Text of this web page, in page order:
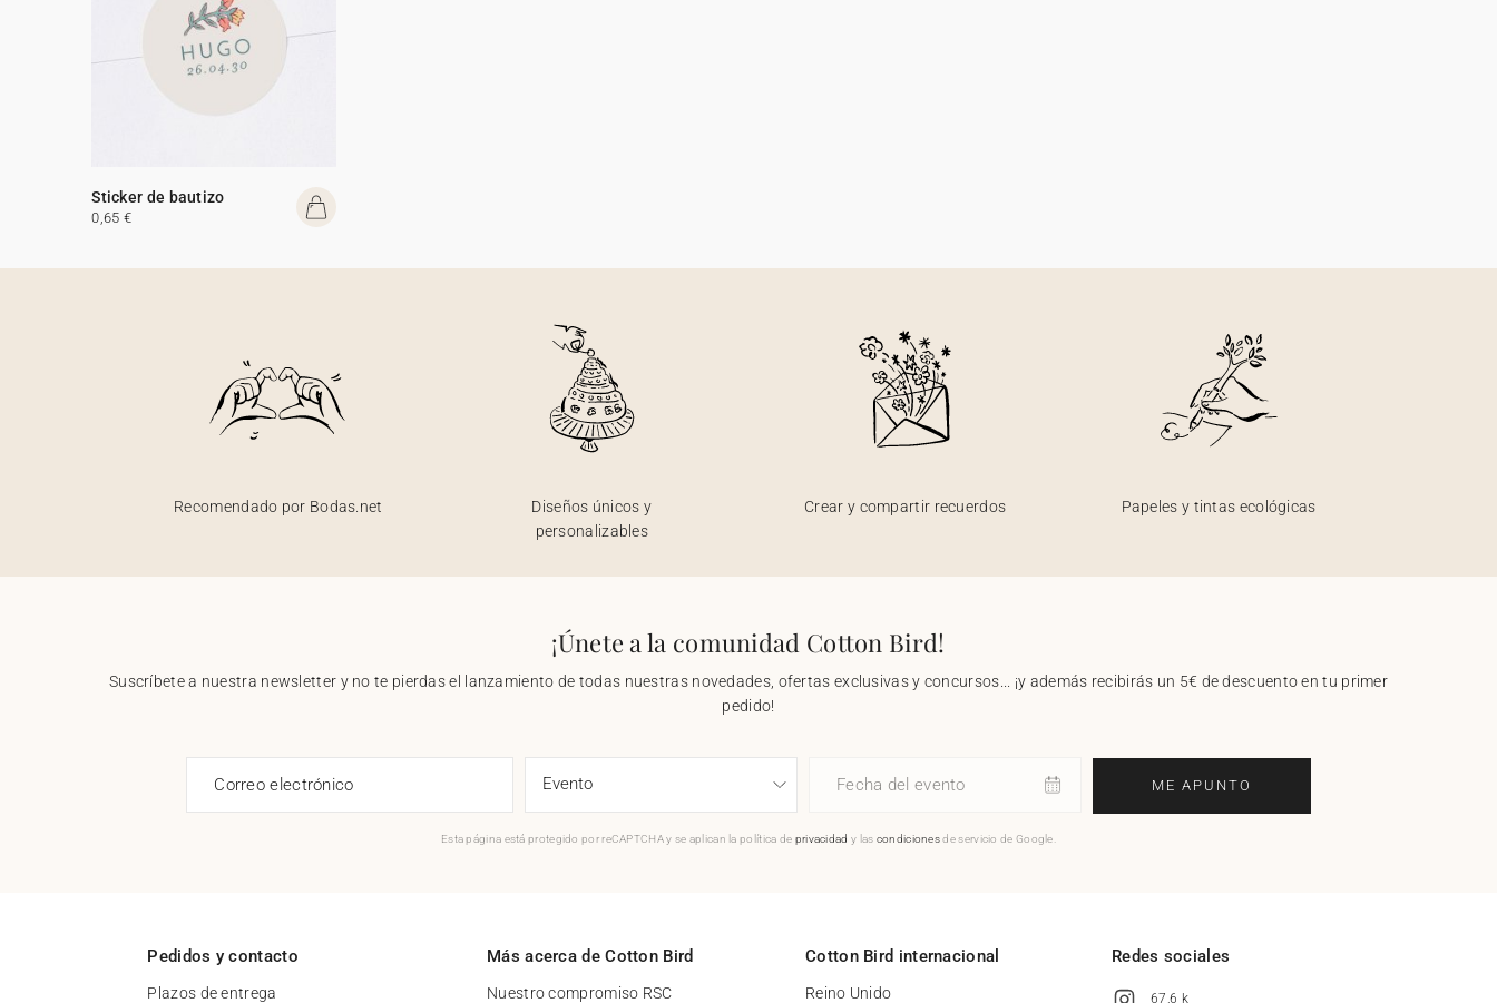
Sticker de bautizo
0,65 €
Recomendado por Bodas.net
Diseños únicos y
personalizables
Crear y compartir recuerdos Papeles y tintas ecológicas
¡Únete a la comunidad Cotton Bird!
Suscríbete a nuestra newsletter y no te pierdas el lanzamiento de todas nuestras novedades, ofertas exclusivas y concursos... ¡y además recibirás un 5€ de descuento en tu primer
pedido!
Correo electrónico Fecha del evento ME APUNTO
Esta página está protegido por reCAPTCHA y se aplican la política de privacidad y las condicionesde servicio de Google.
Pedidos y contacto
Plazos de entrega
Más acerca de Cotton Bird
Nuestro compromiso RSC
Cotton Bird internacional
Reino Unido
Redes sociales
67,6 k